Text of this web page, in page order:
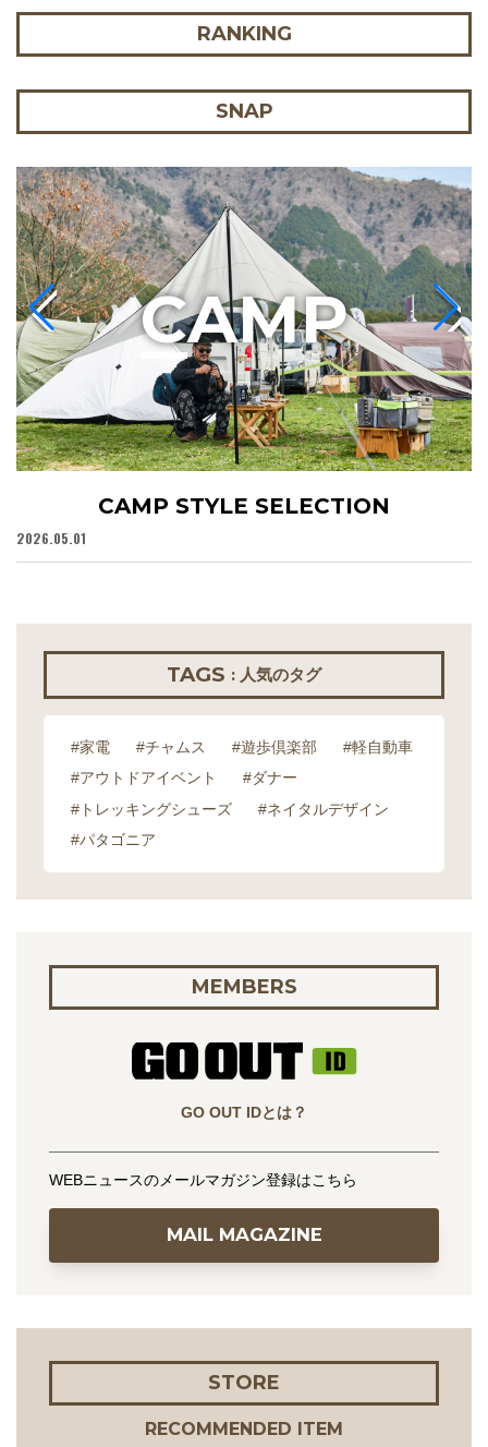
RANKING
SNAP
CAMP STYLE SELECTION
2026.05.01
CAMP
TAGS : 人気のタグ
#家電 #チャムス #遊歩倶楽部
#軽自動車
#アウトドアイベント
#ダナー
#トレッキングシューズ
#ネイタルデザイン
#パタゴニア
MEMBERS
GO OUT IDとは？
WEBニュースのメールマガジン登録はこちら
MAIL MAGAZINE
STORE
RECOMMENDED ITEM